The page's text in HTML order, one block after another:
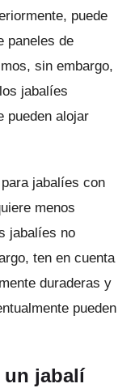
puede
paneles de
sin embargo,
jabalíes
pueden alojar
jabalíes con
menos
jabalíes no
ten en cuenta
duraderas y
pueden
un jabalí